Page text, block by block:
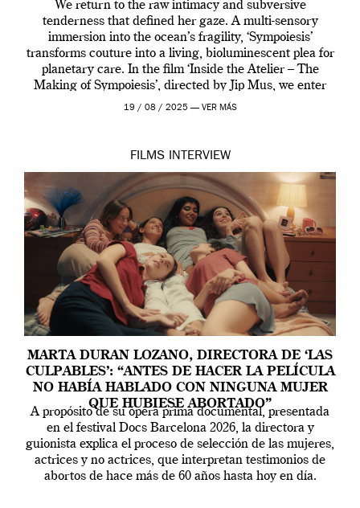
We return to the raw intimacy and subversive
tenderness that defined her gaze. A multi-sensory
immersion into the ocean’s fragility, ‘Sympoiesis’
transforms couture into a living, bioluminescent plea for
planetary care. In the film ‘Inside the Atelier – The
Making of Sympoiesis’, directed by Jip Mus, we enter
the sacred space where Iris van Herpen’s […]
19 / 08 / 2025 — VER MÁS
FILMS INTERVIEW
MARTA DURAN LOZANO, DIRECTORA DE ‘LAS
CULPABLES’: “ANTES DE HACER LA PELÍCULA
NO HABÍA HABLADO CON NINGUNA MUJER
QUE HUBIESE ABORTADO”
A propósito de su ópera prima documental, presentada
en el festival Docs Barcelona 2026, la directora y
guionista explica el proceso de selección de las mujeres,
actrices y no actrices, que interpretan testimonios de
abortos de hace más de 60 años hasta hoy en día.